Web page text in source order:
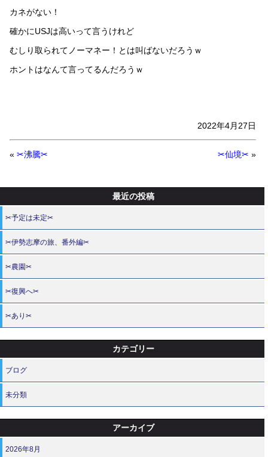
カネがない！
確かにUSJは高いって言うけれど
むしり取られてノーマネー！とは叫ばないだろうｗ
ホントはなんて言ってるんだろうｗ
2022年4月27日
« ✂沸騰✂ ✂仙境✂ »
最近の投稿
✂予定は未定✂
✂伊勢志摩の旅、番外編✂
✂農園✂
✂復興へ✂
✂あり✂
カテゴリー
ブログ
未分類
アーカイブ
2026年8月